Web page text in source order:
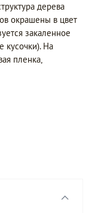
дерева
окрашены в цвет
закаленное
кусочки). На
пленка,